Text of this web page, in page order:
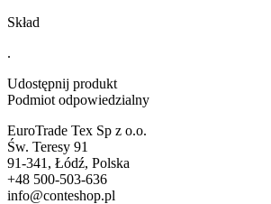
Skład
.
Udostępnij produkt
Podmiot odpowiedzialny
EuroTrade Tex Sp z o.o.
Św. Teresy 91
91-341, Łódź, Polska
+48 500-503-636
info@conteshop.pl